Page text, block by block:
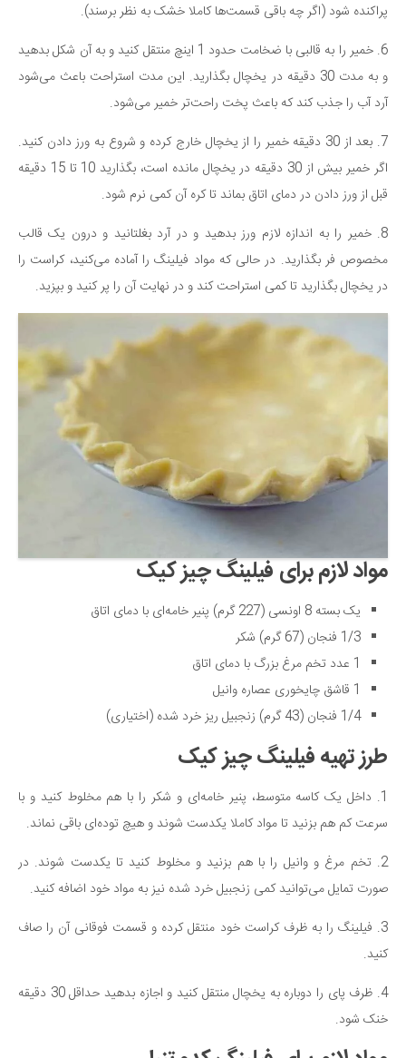
پراکنده شود (اگر چه باقی قسمت‌ها کاملا خشک به نظر برسند).
6. خمیر را به قالبی با ضخامت حدود 1 اینچ منتقل کنید و به آن شکل بدهید
و به مدت 30 دقیقه در یخچال بگذارید. این مدت استراحت باعث می‌شود
آرد آب را جذب کند که باعث پخت راحت‌تر خمیر می‌شود.
7. بعد از 30 دقیقه خمیر را از یخچال خارج کرده و شروع به ورز دادن کنید.
اگر خمیر بیش از 30 دقیقه در یخچال مانده است، بگذارید 10 تا 15 دقیقه
قبل از ورز دادن در دمای اتاق بماند تا کره آن کمی نرم شود.
8. خمیر را به اندازه لازم ورز بدهید و در آرد بغلتانید و درون یک قالب
مخصوص فر بگذارید. در حالی که مواد فیلینگ را آماده می‌کنید، کراست را
در یخچال بگذارید تا کمی استراحت کند و در نهایت آن را پر کنید و بپزید.
مواد لازم برای فیلینگ چیز کیک
یک بسته 8 اونسی (227 گرم) پنیر خامه‌ای با دمای اتاق
1/3 فنجان (67 گرم) شکر
1 عدد تخم مرغ بزرگ با دمای اتاق
1 قاشق چایخوری عصاره وانیل
1/4 فنجان (43 گرم) زنجبیل ریز خرد شده (اختیاری)
طرز تهیه فیلینگ چیز کیک
1. داخل یک کاسه متوسط، پنیر خامه‌ای و شکر را با هم مخلوط کنید و با
سرعت کم هم بزنید تا مواد کاملا یکدست شوند و هیچ توده‌ای باقی نماند.
2. تخم مرغ و وانیل را با هم بزنید و مخلوط کنید تا یکدست شوند. در
صورت تمایل می‌توانید کمی زنجبیل خرد شده نیز به مواد خود اضافه کنید.
3. فیلینگ را به ظرف کراست خود منتقل کرده و قسمت فوقانی آن را صاف
کنید.
4. ظرف پای را دوباره به یخچال منتقل کنید و اجازه بدهید حداقل 30 دقیقه
خنک شود.